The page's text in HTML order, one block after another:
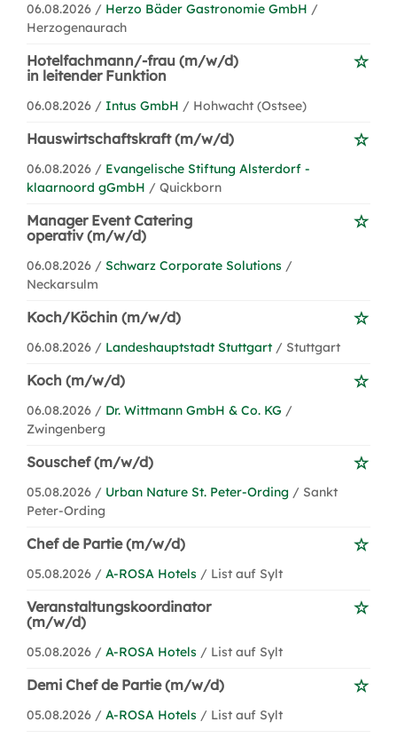
06.08.2026 / Herzo Bäder Gastronomie GmbH /
Herzogenaurach
Hotelfachmann/-frau (m/w/d)
in leitender Funktion
06.08.2026 / Intus GmbH / Hohwacht (Ostsee)
Hauswirtschaftskraft (m/w/d)
06.08.2026 / Evangelische Stiftung Alsterdorf -
klaarnoord gGmbH / Quickborn
Manager Event Catering
operativ (m/w/d)
06.08.2026 / Schwarz Corporate Solutions /
Neckarsulm
Koch/Köchin (m/w/d)
06.08.2026 / Landeshauptstadt Stuttgart / Stuttgart
Koch (m/w/d)
06.08.2026 / Dr. Wittmann GmbH & Co. KG /
Zwingenberg
Souschef (m/w/d)
05.08.2026 / Urban Nature St. Peter-Ording / Sankt
Peter-Ording
Chef de Partie (m/w/d)
05.08.2026 / A-ROSA Hotels / List auf Sylt
Veranstaltungskoordinator
(m/w/d)
05.08.2026 / A-ROSA Hotels / List auf Sylt
Demi Chef de Partie (m/w/d)
05.08.2026 / A-ROSA Hotels / List auf Sylt